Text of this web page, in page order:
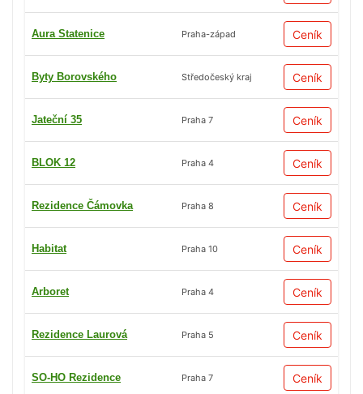
Aura Statenice Praha-západ Ceník
Byty Borovského Středočeský kraj Ceník
Jateční 35 Praha 7 Ceník
BLOK 12 Praha 4 Ceník
Rezidence Čámovka Praha 8 Ceník
Habitat Praha 10 Ceník
Arboret Praha 4 Ceník
Rezidence Laurová Praha 5 Ceník
SO-HO Rezidence Praha 7 Ceník